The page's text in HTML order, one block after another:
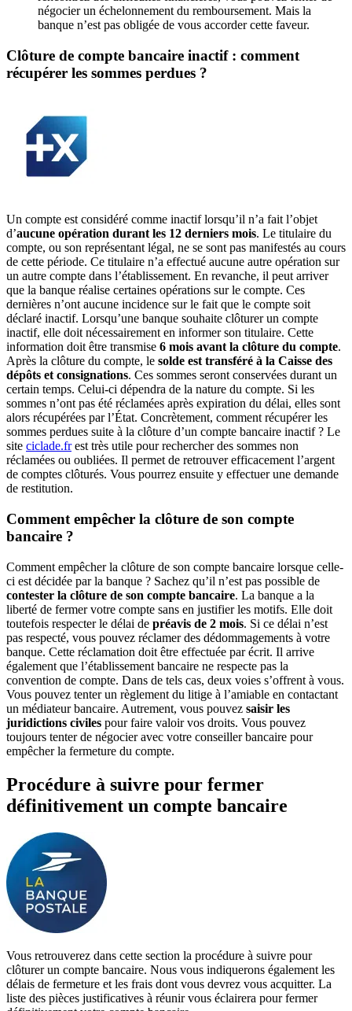
négocier un échelonnement du remboursement. Mais la
banque n’est pas obligée de vous accorder cette faveur.
Clôture de compte bancaire inactif : comment
récupérer les sommes perdues ?
Un compte est considéré comme inactif lorsqu’il n’a fait l’objet
d’aucune opération durant les 12 derniers mois. Le titulaire du
compte, ou son représentant légal, ne se sont pas manifestés au cours
de cette période. Ce titulaire n’a effectué aucune autre opération sur
un autre compte dans l’établissement. En revanche, il peut arriver
que la banque réalise certaines opérations sur le compte. Ces
dernières n’ont aucune incidence sur le fait que le compte soit
déclaré inactif. Lorsqu’une banque souhaite clôturer un compte
inactif, elle doit nécessairement en informer son titulaire. Cette
information doit être transmise 6 mois avant la clôture du compte.
Après la clôture du compte, le solde est transféré à la Caisse des
dépôts et consignations. Ces sommes seront conservées durant un
certain temps. Celui-ci dépendra de la nature du compte. Si les
sommes n’ont pas été réclamées après expiration du délai, elles sont
alors récupérées par l’État. Concrètement, comment récupérer les
sommes perdues suite à la clôture d’un compte bancaire inactif ? Le
site ciclade.frest très utile pour rechercher des sommes non
réclamées ou oubliées. Il permet de retrouver efficacement l’argent
de comptes clôturés. Vous pourrez ensuite y effectuer une demande
de restitution.
Comment empêcher la clôture de son compte
bancaire ?
Comment empêcher la clôture de son compte bancaire lorsque celle-
ci est décidée par la banque ? Sachez qu’il n’est pas possible de
contester la clôture de son compte bancaire. La banque a la
liberté de fermer votre compte sans en justifier les motifs. Elle doit
toutefois respecter le délai de préavis de 2 mois. Si ce délai n’est
pas respecté, vous pouvez réclamer des dédommagements à votre
banque. Cette réclamation doit être effectuée par écrit. Il arrive
également que l’établissement bancaire ne respecte pas la
convention de compte. Dans de tels cas, deux voies s’offrent à vous.
Vous pouvez tenter un règlement du litige à l’amiable en contactant
un médiateur bancaire. Autrement, vous pouvez saisir les
juridictions civiles pour faire valoir vos droits. Vous pouvez
toujours tenter de négocier avec votre conseiller bancaire pour
empêcher la fermeture du compte.
Procédure à suivre pour fermer
définitivement un compte bancaire
Vous retrouverez dans cette section la procédure à suivre pour
clôturer un compte bancaire. Nous vous indiquerons également les
délais de fermeture et les frais dont vous devrez vous acquitter. La
liste des pièces justificatives à réunir vous éclairera pour fermer